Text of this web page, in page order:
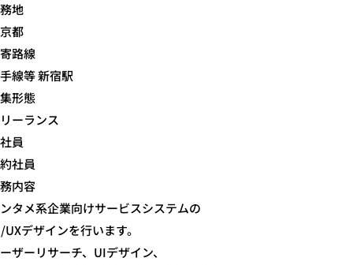
地
都
路線
線等 新宿駅
形態
ーランス
員
社員
内容
タメ系企業向けサービスシステムの
デザインを行います。
ザーリサーチ、UIデザイン、